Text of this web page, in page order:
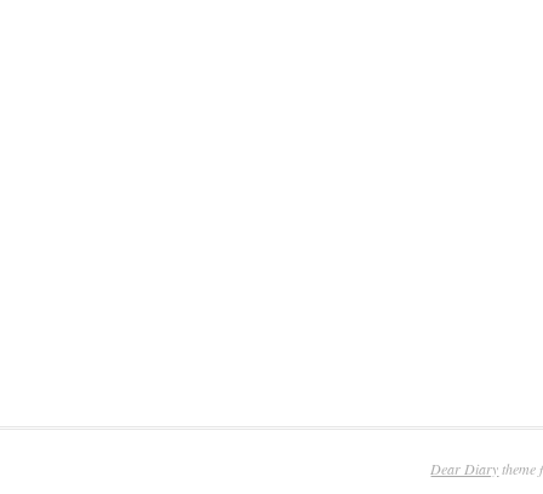
Dear Diary